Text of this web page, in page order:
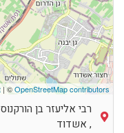
| ©OpenStreetMap contributors
רבי אליעזר בן הורקנוס 8, אשדוד
, אשדוד